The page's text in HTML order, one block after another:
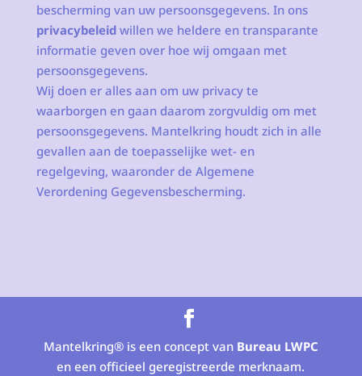
bescherming van uw persoonsgegevens. In ons
privacybeleidwillen we heldere en transparante
informatie geven over hoe wij omgaan met
persoonsgegevens.
Wij doen er alles aan om uw privacy te
waarborgen en gaan daarom zorgvuldig om met
persoonsgegevens. Mantelkring houdt zich in alle
gevallen aan de toepasselijke wet- en
regelgeving, waaronder de Algemene
Verordening Gegevensbescherming.
Mantelkring® is een concept van Bureau LWPC
en een officieel geregistreerde merknaam.